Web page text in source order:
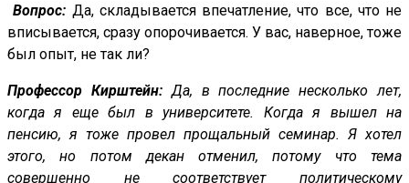
Вопрос: Да, складывается впечатление, что все, что не
вписывается, сразу опорочивается. У вас, наверное, тоже
был опыт, не так ли?
Профессор Кирштейн: Да, в последние несколько лет,
когда я еще был в университете. Когда я вышел на
пенсию, я тоже провел прощальный семинар. Я хотел
этого, но потом декан отменил, потому что тема
совершенно не соответствует политическому